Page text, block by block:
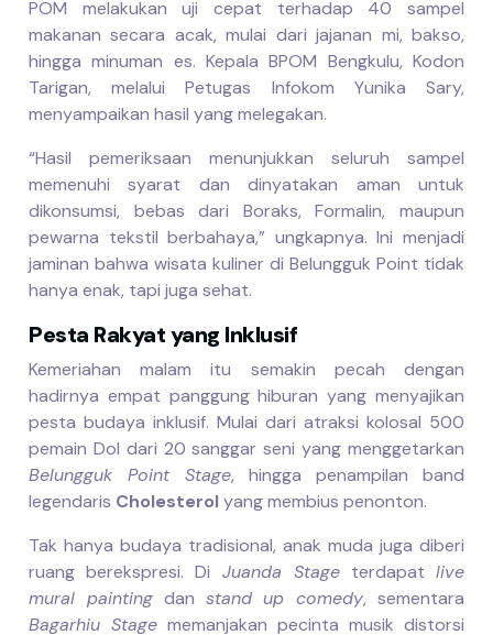
POM melakukan uji cepat terhadap 40 sampel
makanan secara acak, mulai dari jajanan mi, bakso,
hingga minuman es. Kepala BPOM Bengkulu, Kodon
Tarigan, melalui Petugas Infokom Yunika Sary,
menyampaikan hasil yang melegakan.
“Hasil pemeriksaan menunjukkan seluruh sampel
memenuhi syarat dan dinyatakan aman untuk
dikonsumsi, bebas dari Boraks, Formalin, maupun
pewarna tekstil berbahaya,” ungkapnya. Ini menjadi
jaminan bahwa wisata kuliner di Belungguk Point tidak
hanya enak, tapi juga sehat.
Pesta Rakyat yang Inklusif
Kemeriahan malam itu semakin pecah dengan
hadirnya empat panggung hiburan yang menyajikan
pesta budaya inklusif. Mulai dari atraksi kolosal 500
pemain Dol dari 20 sanggar seni yang menggetarkan
Belungguk Point Stage, hingga penampilan band
legendaris Cholesterolyang membius penonton.
Tak hanya budaya tradisional, anak muda juga diberi
ruang berekspresi. Di Juanda Stageterdapatlive
mural paintingdan stand up comedy, sementara
Bagarhiu Stage memanjakan pecinta musik distorsi